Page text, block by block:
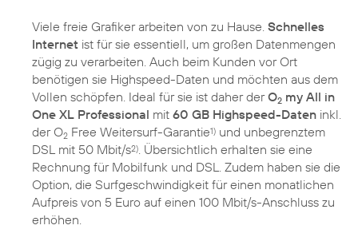
Viele freie Grafiker arbeiten von zu Hause. Schnelles
Internet ist für sie essentiell, um großen Datenmengen
zügig zu verarbeiten. Auch beim Kunden vor Ort
benötigen sie Highspeed-Daten und möchten aus dem
Vollen schöpfen. Ideal für sie ist daher derO2 my All in
One XL Professional mit 60 GB Highspeed-Daten inkl.
der O2 Free Weitersurf-Garantie1) und unbegrenztem
DSL mit 50 Mbit/s2) . Übersichtlich erhalten sie eine
Rechnung für Mobilfunk und DSL. Zudem haben sie die
Option, die Surfgeschwindigkeit für einen monatlichen
Aufpreis von 5 Euro auf einen 100 Mbit/s-Anschluss zu
erhöhen.